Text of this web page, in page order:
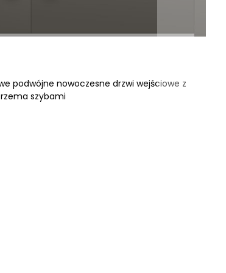
podwójne nowoczesne drzwi wejściowe z
szybami